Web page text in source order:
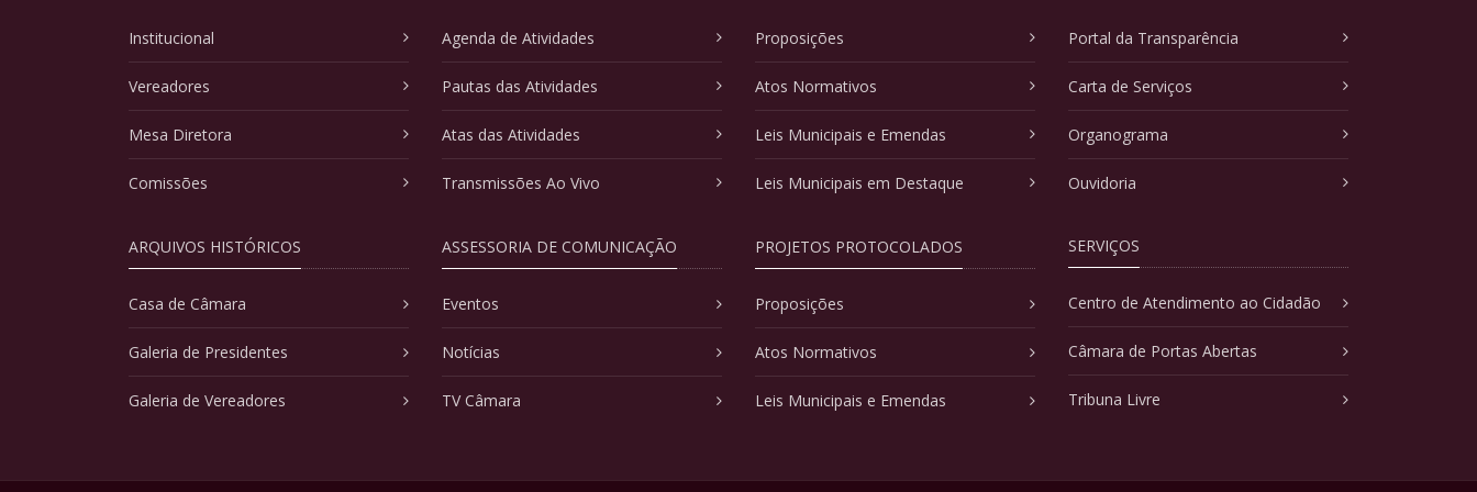
Institucional
Vereadores
Mesa Diretora
Comissões
ARQUIVOS HISTÓRICOS
Casa de Câmara
Galeria de Presidentes
Galeria de Vereadores
Agenda de Atividades
Pautas das Atividades
Atas das Atividades
Transmissões Ao Vivo
ASSESSORIA DE COMUNICAÇÃO
Eventos
Notícias
TV Câmara
Proposições
Atos Normativos
Leis Municipais e Emendas
Leis Municipais em Destaque
PROJETOS PROTOCOLADOS
Proposições
Atos Normativos
Leis Municipais e Emendas
Portal da Transparência
Carta de Serviços
Organograma
Ouvidoria
SERVIÇOS
Centro de Atendimento ao Cidadão
Câmara de Portas Abertas
Tribuna Livre